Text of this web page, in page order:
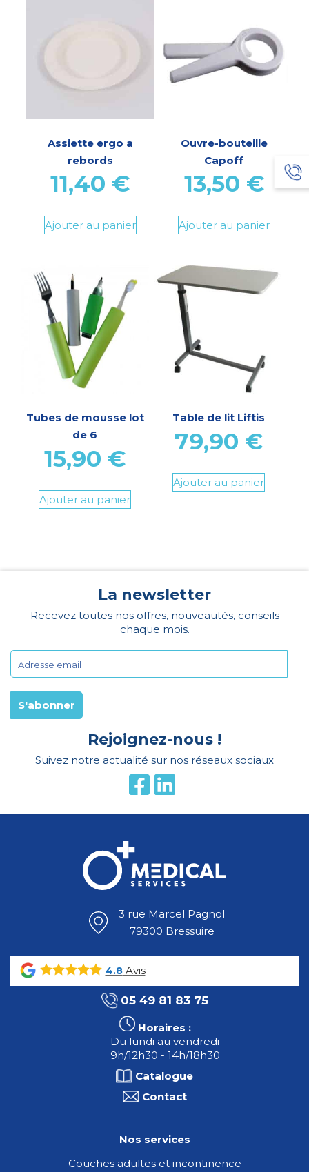
Assiette ergo a
rebords
11,40 €
Ajouter au panier
Ouvre-bouteille
Capoff
13,50 €
Ajouter au panier
Tubes de mousse lot
de 6
15,90 €
Ajouter au panier
Table de lit Liftis
79,90 €
Ajouter au panier
La newsletter
Recevez toutes nos offres, nouveautés, conseils
chaque mois.
Rejoignez-nous !
Suivez notre actualité sur nos réseaux sociaux
3 rue Marcel Pagnol
79300 Bressuire
4.8Avis
05 49 81 83 75
Horaires :
Du lundi au vendredi
9h/12h30 - 14h/18h30
Catalogue
Contact
Nos services
Couches adultes et incontinence